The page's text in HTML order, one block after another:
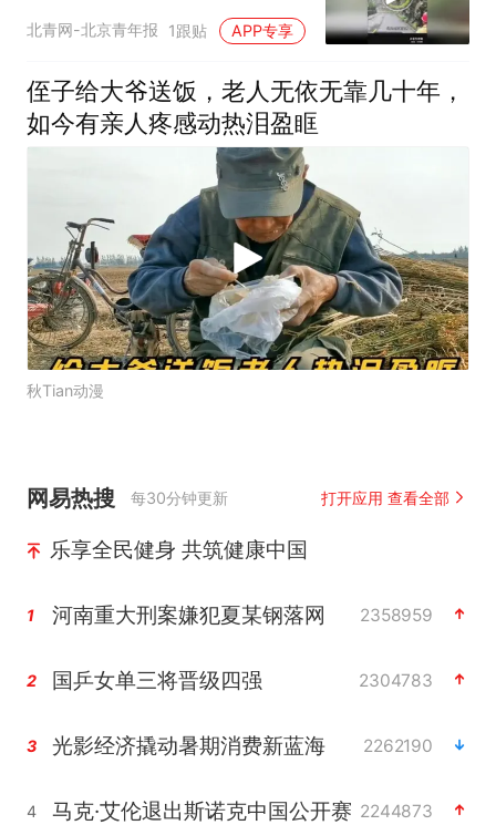
劝”躲过一劫
北青网-北京青年报 1跟贴 APP专享
侄子给大爷送饭，老人无依无靠几十年，
如今有亲人疼感动热泪盈眶
秋Tian动漫
网易热搜 每30分钟更新 打开应用 查看全部
乐享全民健身 共筑健康中国
1 河南重大刑案嫌犯夏某钢落网 2358959
2 国乒女单三将晋级四强 2304783
3 光影经济撬动暑期消费新蓝海 2262190
4 马克·艾伦退出斯诺克中国公开赛 2244873